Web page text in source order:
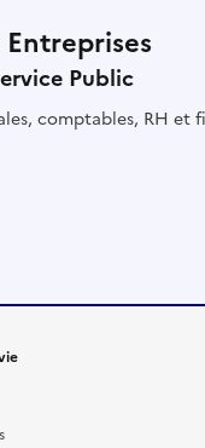
Public
comptables, RH et